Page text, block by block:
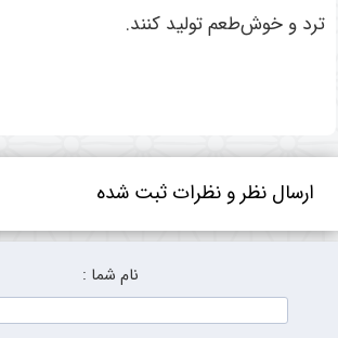
ترد و خوش‌طعم تولید کنند.
ارسال نظر و نظرات ثبت شده
نام شما :